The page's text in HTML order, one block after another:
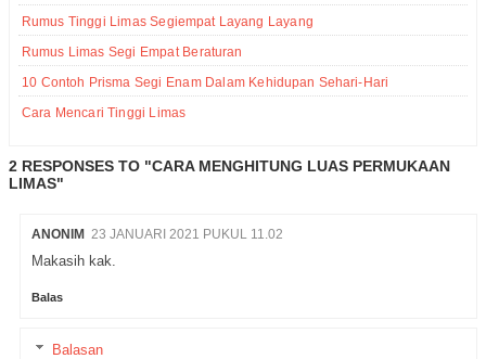
Rumus Tinggi Limas Segiempat Layang Layang
Rumus Limas Segi Empat Beraturan
10 Contoh Prisma Segi Enam Dalam Kehidupan Sehari-Hari
Cara Mencari Tinggi Limas
2 RESPONSES TO "CARA MENGHITUNG LUAS PERMUKAAN
LIMAS"
ANONIM 23 JANUARI 2021 PUKUL 11.02
Makasih kak.
Balas
Balasan